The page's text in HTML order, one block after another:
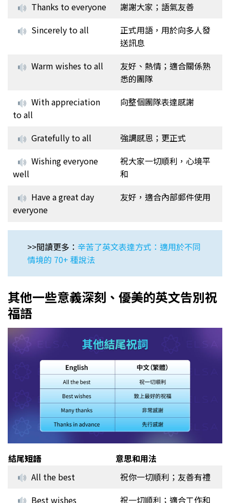
Thanks to everyone
謝謝大家；語氣友善
Sincerely to all
正式用語，用於向多人發
送訊息
Warm wishes to all
友好、熱情；適合關係熟
悉的團隊
With appreciation
to all
向整個團隊表達感謝
Gratefully to all
強調感恩；更正式
Wishing everyone
well
祝大家一切順利，心境平
和
Have a great day
everyone
友好，適合內部郵件使用
>>閲讀更多： 辛苦了英文表達方式：適用於不同
情境的 70+ 種說法
其他一些意義深刻、優美的英文告別祝
福語
結尾短語
意思和用法
All the best
祝你一切順利；友善有禮
Best wishes
祝一切順利；適合工作和